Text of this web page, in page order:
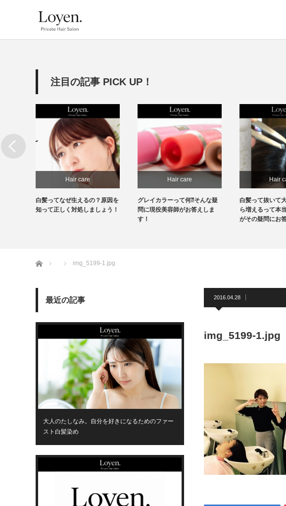
注目の記事 PICK UP！
Hair care
グレイカラーって何⁇そんな疑
問に現役美容師がお答えしま
Hair care
白髪って抜いて大丈夫⁇抜いた
ら増えるって本当⁇現役美容師
がその疑問にお答えします！
Hair
若白髪の原因っ
処法まで現役美
す！
ホーム img_5199-1.jpg
2016.04.28
img_5199-1.jpg
最近の記事
大人のたしなみ。自分を好きになるためのファー
スト白髪染め